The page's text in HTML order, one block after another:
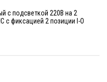
с подсветкой 220В на 2
с фиксацией 2 позиции I-O